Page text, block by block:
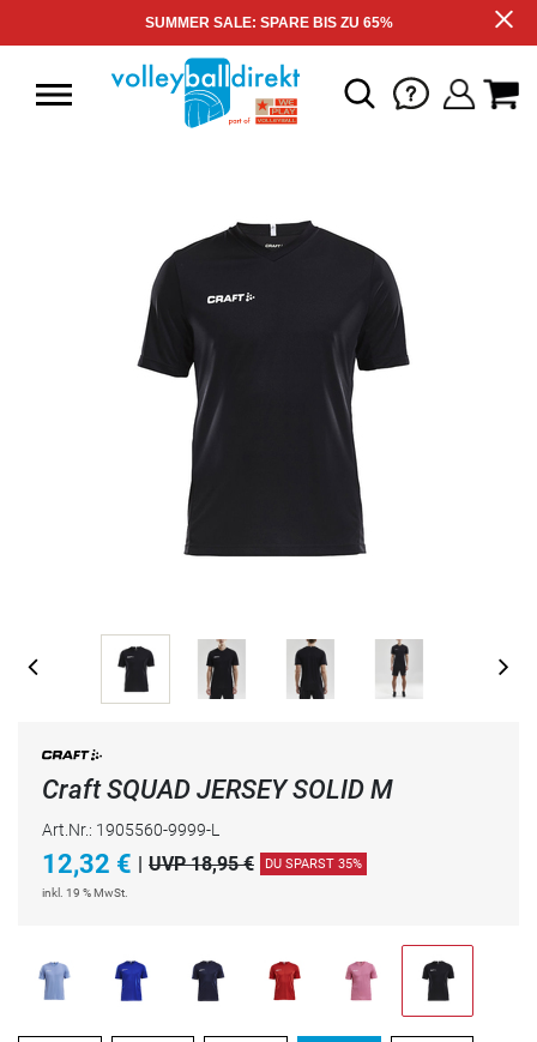
SUMMER SALE: SPARE BIS ZU 65%
Craft SQUAD JERSEY SOLID M
Art.Nr.: 1905560-9999-L
12,32 € | UVP 18,95 € DU SPARST 35%
inkl. 19 % MwSt.